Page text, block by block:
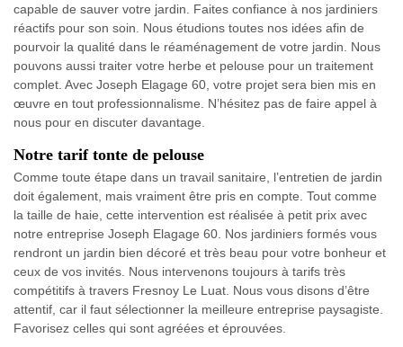
capable de sauver votre jardin. Faites confiance à nos jardiniers
réactifs pour son soin. Nous étudions toutes nos idées afin de
pourvoir la qualité dans le réaménagement de votre jardin. Nous
pouvons aussi traiter votre herbe et pelouse pour un traitement
complet. Avec Joseph Elagage 60, votre projet sera bien mis en
œuvre en tout professionnalisme. N’hésitez pas de faire appel à
nous pour en discuter davantage.
Notre tarif tonte de pelouse
Comme toute étape dans un travail sanitaire, l’entretien de jardin
doit également, mais vraiment être pris en compte. Tout comme
la taille de haie, cette intervention est réalisée à petit prix avec
notre entreprise Joseph Elagage 60. Nos jardiniers formés vous
rendront un jardin bien décoré et très beau pour votre bonheur et
ceux de vos invités. Nous intervenons toujours à tarifs très
compétitifs à travers Fresnoy Le Luat. Nous vous disons d’être
attentif, car il faut sélectionner la meilleure entreprise paysagiste.
Favorisez celles qui sont agréées et éprouvées.